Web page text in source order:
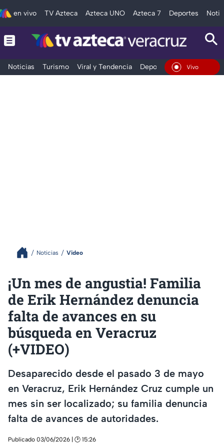
en vivo TV Azteca Azteca UNO Azteca 7 Deportes
Noticias Turismo Viral y Tendencia Deportes Espectáculos
En Vivo
Noticias Video
¡Un mes de angustia! Familia
de Erik Hernández denuncia
falta de avances en su
búsqueda en Veracruz
(+VIDEO)
Desaparecido desde el pasado 3 de mayo
en Veracruz, Erik Hernández Cruz cumple un
mes sin ser localizado; su familia denuncia
falta de avances de autoridades.
Publicado 03/06/2026 | 🕑 15:26